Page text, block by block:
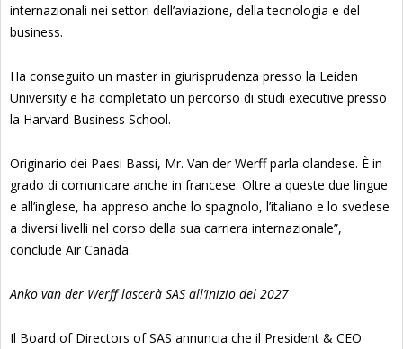
internazionali nei settori dell’aviazione, della tecnologia e del
business.
Ha conseguito un master in giurisprudenza presso la Leiden
University e ha completato un percorso di studi executive presso
la Harvard Business School.
Originario dei Paesi Bassi, Mr. Van der Werff parla olandese. È in
grado di comunicare anche in francese. Oltre a queste due lingue
e all’inglese, ha appreso anche lo spagnolo, l’italiano e lo svedese
a diversi livelli nel corso della sua carriera internazionale”,
conclude Air Canada.
Anko van der Werff lascerà SAS all’inizio del 2027
Il Board of Directors of SAS annuncia che il President & CEO